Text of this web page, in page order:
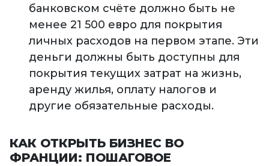
банковском счёте должно быть не
менее 21 500 евро для покрытия
личных расходов на первом этапе. Эти
деньги должны быть доступны для
покрытия текущих затрат на жизнь,
аренду жилья, оплату налогов и
другие обязательные расходы.
КАК ОТКРЫТЬ БИЗНЕС ВО
ФРАНЦИИ: ПОШАГОВОЕ